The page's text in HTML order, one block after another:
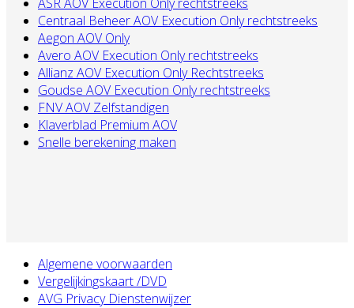
Centraal Beheer AOV Execution Only rechtstreeks
Aegon AOV Only
Avero AOV Execution Only rechtstreeks
Allianz AOV Execution Only Rechtstreeks
Goudse AOV Execution Only rechtstreeks
FNV AOV Zelfstandigen
Klaverblad Premium AOV
Snelle berekening maken
Algemene voorwaarden
Vergelijkingskaart /DVD
AVG Privacy Dienstenwijzer